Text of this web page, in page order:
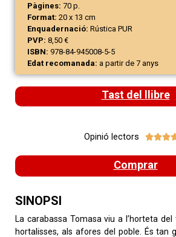
Pàgines: 70 p.
Format: 20 x 13 cm
Enquadernació: Rústica PUR
PVP: 8,50 €
ISBN: 978-84-945008-5-5
Edat recomanada: a partir de 7 anys
Tast del llibre
Opinió lectors 
Comprar
SINOPSI
La carabassa Tomasa viu a l’horteta
hortalisses, als afores del poble. És tan